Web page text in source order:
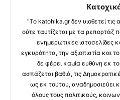
"Το katohika.gr δεν υιοθετεί
ούτε ταυτίζεται με τα ρεπορτάζ
ενημερωτικές ιστοσελίδες
εγκυρότητα, την αξιοπιστία και
δε φέρει καμία ευθύνη εκ
ασπάζεται βαθιά, τις
ως εκ τούτου, αναδημοσιεύει
όλους τους πολιτικούς,